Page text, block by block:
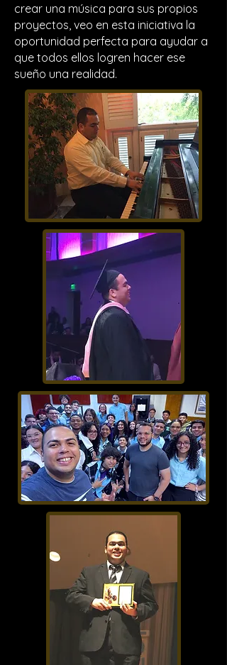
crear una música para sus propios
proyectos, veo en esta iniciativa la
oportunidad perfecta para ayudar a
que todos ellos logren hacer ese
sueño una realidad.